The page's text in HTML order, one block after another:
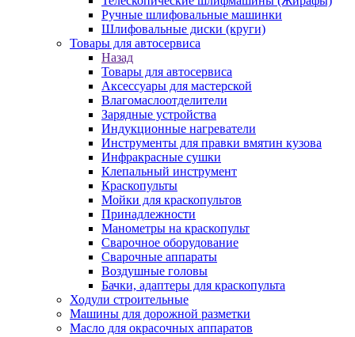
Ручные шлифовальные машинки
Шлифовальные диски (круги)
Товары для автосервиса
Назад
Товары для автосервиса
Аксессуары для мастерской
Влагомаслоотделители
Зарядные устройства
Индукционные нагреватели
Инструменты для правки вмятин кузова
Инфракрасные сушки
Клепальный инструмент
Краскопульты
Мойки для краскопультов
Принадлежности
Манометры на краскопульт
Сварочное оборудование
Сварочные аппараты
Воздушные головы
Бачки, адаптеры для краскопульта
Ходули строительные
Машины для дорожной разметки
Масло для окрасочных аппаратов